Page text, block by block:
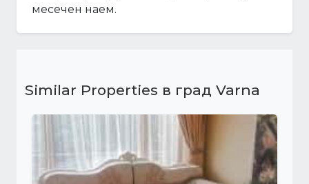
месечен наем.
Similar Properties в град Varna